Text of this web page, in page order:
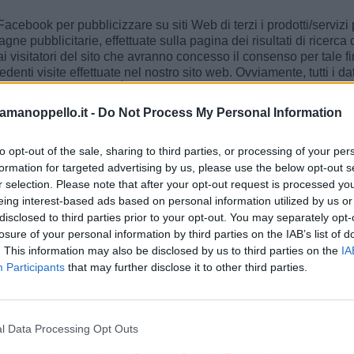
- Do Not Process My Personal Information
opt-out of the sale, sharing to third parties, or processing of your
for targeted advertising by us, please use the below opt-out
selection. Please note that after your opt-out request is processed
interest-based ads based on personal information utilized by us
to third parties prior to your opt-out. You may separately
of your personal information by third parties on the IAB’s list of
This information may also be disclosed by us to third parties on the
Participants that may further disclose it to other third parties.
Data Processing Opt Outs
per pubblicizzare su siti Web di terzi i prodotti/
pubblicitarie, effettuate sulla pagina dei risultati di
del sito che avranno concesso il consenso per tale
visite effettuate nel nostro sito web. Ovviamente, tutti i
e Facebook. È possibile opporsi alle campagne
adssettings.google.com/authenticated?hl=it#display_optout
a. GDPR
e gestione di campagne pubblicitarie svolte sulla
del consenso comporterà l'impossibilità, per il Titolare del
cookie di remarketing, impiegati da questo sito, è pari a
con strumenti informatici.
Facebook (“Social Media”) raccoglie informazioni quali ad
(indirizzi IP, sistema operativo, tipo di browser, impostazioni
da determinati eventi registrati dai server di Facebook